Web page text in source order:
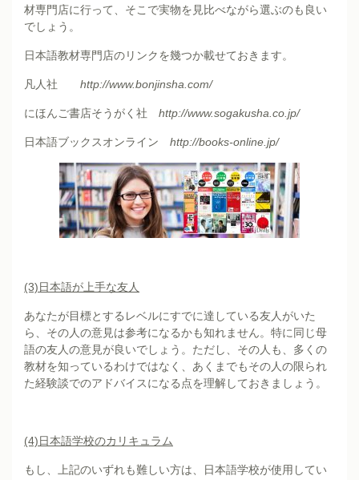
材専門店に行って、そこで実物を見比べながら選ぶのも良い
でしょう。
日本語教材専門店のリンクを幾つか載せておきます。
凡人社 http://www.bonjinsha.com/
にほんご書店そうがく社 http://www.sogakusha.co.jp/
日本語ブックスオンライン http://books-online.jp/
(3)日本語が上手な友人
あなたが目標とするレベルにすでに達している友人がいた
ら、その人の意見は参考になるかも知れません。特に同じ母
語の友人の意見が良いでしょう。ただし、その人も、多くの
教材を知っているわけではなく、あくまでもその人の限られ
た経験談でのアドバイスになる点を理解しておきましょう。
(4)日本語学校のカリキュラム
もし、上記のいずれも難しい方は、日本語学校が使用してい